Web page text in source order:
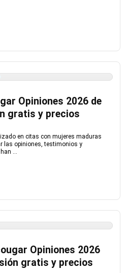
Opiniones 2026 de
gratis y precios
en citas con mujeres maduras
las opiniones, testimonios y
...
Opiniones 2026
gratis y precios